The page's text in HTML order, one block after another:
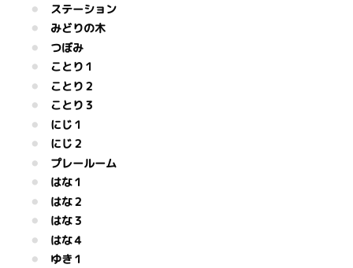
ステーション
みどりの木
つぼみ
ことり１
ことり２
ことり３
にじ１
にじ２
プレールーム
はな１
はな２
はな３
はな４
ゆき１